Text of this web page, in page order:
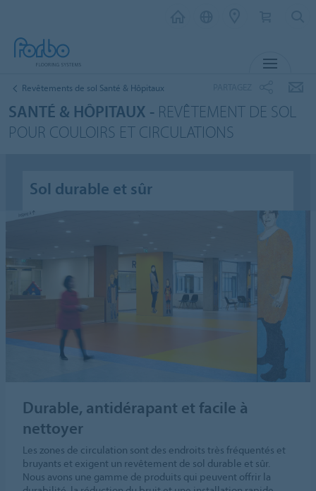
Revêtements de sol Santé & Hôpitaux
SANTÉ & HÔPITAUX - REVÊTEMENT DE SOL
POUR COULOIRS ET CIRCULATIONS
Sol durable et sûr
Durable, antidérapant et facile à
nettoyer
Les zones de circulation sont des endroits très fréquentés et
bruyants et exigent un revêtement de sol durable et sûr.
Nous avons une gamme de produits qui peuvent offrir la